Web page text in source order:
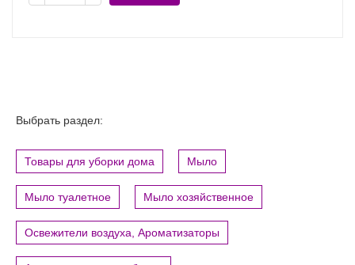
Выбрать раздел:
Товары для уборки дома Мыло
Мыло туалетное Мыло хозяйственное
Освежители воздуха, Ароматизаторы